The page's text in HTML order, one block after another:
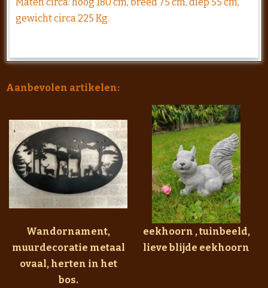
gewicht circa 225 Kg.
Aanbevolen artikelen:
Wandornament,
muurdecoratie metaal
ovaal, herten in het
bos.
eekhoorn , tuinbeeld,
lieve blijde eekhoorn